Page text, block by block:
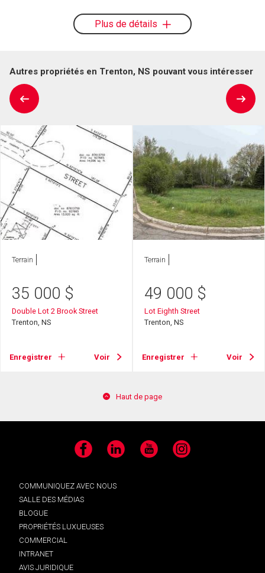
Plus de détails
Autres propriétés en Trenton, NS pouvant vous intéresser
Terrain
35 000 $
Double Lot 2 Brook Street
Trenton, NS
Enregistrer Voir
Terrain
49 000 $
Lot Eighth Street
Trenton, NS
Enregistrer Voir
Haut de page
Facebook LinkedIn YouTube Instagram
COMMUNIQUEZ AVEC NOUS
SALLE DES MÉDIAS
BLOGUE
PROPRIÉTÉS LUXUEUSES
COMMERCIAL
INTRANET
AVIS JURIDIQUE